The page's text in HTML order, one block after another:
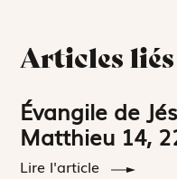
Articles liés
Évangile de
Matthieu 14,
Lire l'article